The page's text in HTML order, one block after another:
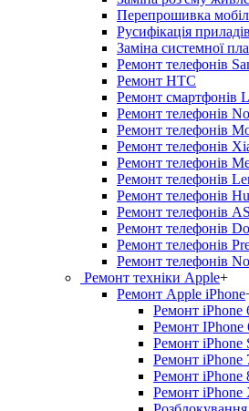
Перепрошивка
Русифікація приладів
Заміна системної
Ремонт телефонів
Ремонт HTC
Ремонт смартфонів
Ремонт телефонів
Ремонт телефонів
Ремонт телефонів
Ремонт телефонів
Ремонт телефонів
Ремонт телефонів
Ремонт телефонів
Ремонт телефонів
Ремонт телефонів
Ремонт телефонів
Ремонт техніки Apple+
Ремонт Apple iPhone
Ремонт iPhone
Ремонт IPhone
Ремонт iPhone
Ремонт iPhone
Ремонт iPhone
Ремонт iPhone